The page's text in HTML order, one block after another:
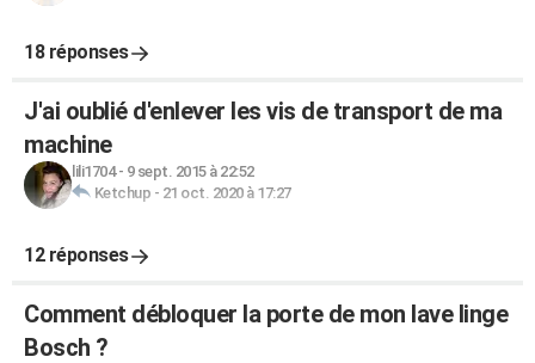
18 réponses
J'ai oublié d'enlever les vis de transport de ma
machine
lili1704- 9 sept. 2015 à 22:52
Ketchup - 21 oct. 2020 à 17:27
12 réponses
Comment débloquer la porte de mon lave linge
Bosch ?